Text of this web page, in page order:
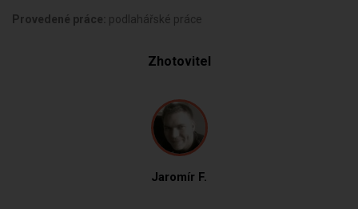
Provedené práce: podlahářské práce
Zhotovitel
Jaromír F.